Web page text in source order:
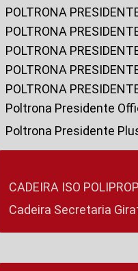
POLTRONA
POLTRONA
POLTRONA
POLTRONA
POLTRONA
Poltrona Presidente
Poltrona Presidente
CADEIRA ISO
Cadeira Secretaria